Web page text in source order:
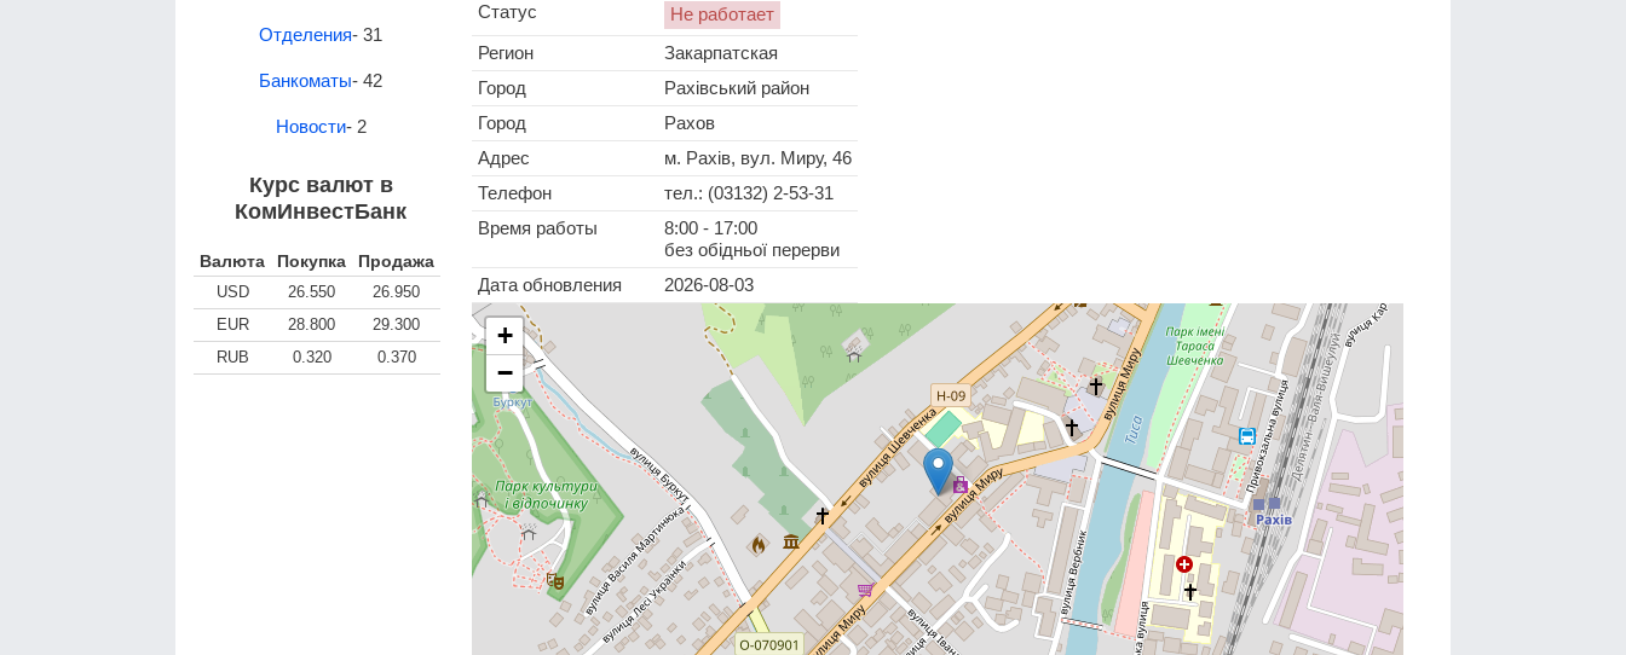
Отделения- 31
Банкоматы- 42
Новости- 2
Курс валют в
КомИнвестБанк
Валюта Покупка Продажа
USD 26.550
26.950
EUR
28.800
29.300
RUB
0.320 0.370
Статус
Не работает
Регион
Закарпатская
Город
Рахівський район
Город
Рахов
Адрес
м. Рахів, вул. Миру, 46
Телефон
тел.: (03132) 2-53-31
Время работы
8:00 - 17:00
без обідньої перерви
Дата обновления
2026-08-03
+
−